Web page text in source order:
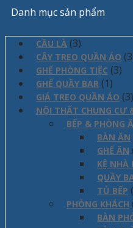
Danh mục sản phẩm
CẦU LÀ (3)
CÂY TREO QUẦN ÁO
GHẾ PHÒNG TIỆC (3)
GHẾ QUẦY BAR (1)
GIÁ TREO QUẦN ÁO (3)
NỘI THẤT CHUNG CƯ
BẾP & PHÒNG
BÀN ĂN
GHẾ ĂN
KỆ NHÀ
QUẦY
TỦ BẾP
PHÒNG KHÁCH
BÀN